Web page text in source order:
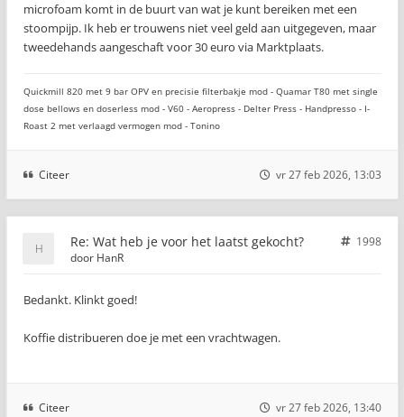
microfoam komt in de buurt van wat je kunt bereiken met een
stoompijp. Ik heb er trouwens niet veel geld aan uitgegeven, maar
tweedehands aangeschaft voor 30 euro via Marktplaats.
Quickmill 820 met 9 bar OPV en precisie filterbakje mod - Quamar T80 met single
dose bellows en doserless mod - V60 - Aeropress - Delter Press - Handpresso - I-
Roast 2 met verlaagd vermogen mod - Tonino
Citeer vr 27 feb 2026, 13:03
Re: Wat heb je voor het laatst gekocht?
1998
door HanR
Bedankt. Klinkt goed!
Koffie distribueren doe je met een vrachtwagen.
Citeer vr 27 feb 2026, 13:40